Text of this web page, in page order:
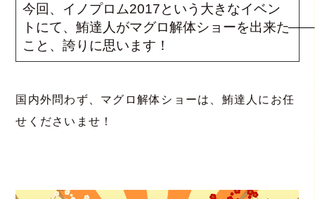
今回、イノプロム2017という大きなイベン
トにて、鮪達人がマグロ解体ショーを出来た
こと、誇りに思います！
国内外問わず、マグロ解体ショーは、鮪達人にお任
せくださいませ！